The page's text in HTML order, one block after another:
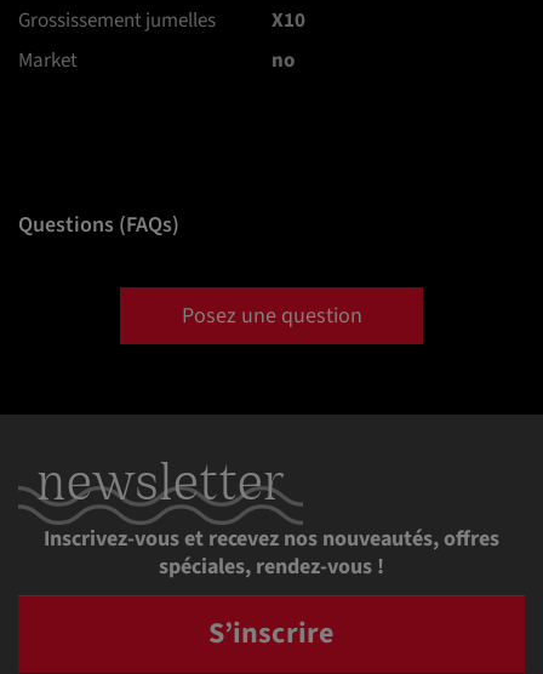
Grossissement jumelles
X10
Market
no
Questions (FAQs)
Posez une question
newsletter
Inscrivez-vous et recevez nos nouveautés, offres
spéciales, rendez-vous !
S’inscrire